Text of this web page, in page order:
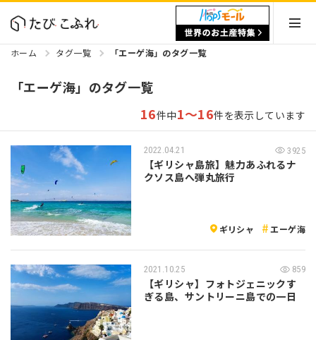
ホーム タグ一覧 「エーゲ海」のタグ一覧
「エーゲ海」のタグ一覧
16件中1～16件を表示しています
2022.04.21 3925
【ギリシャ島旅】魅力あふれるナ
クソス島へ弾丸旅行
ギリシャ エーゲ海
2021.10.25 859
【ギリシャ】フォトジェニックす
ぎる島、サントリーニ島での一日